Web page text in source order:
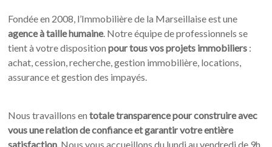
Fondée en 2008, l’Immobilière de la Marseillaise est une
agence à taille humaine. Notre équipe de professionnels se
tient à votre dispositionpour tous vos projets immobiliers :
achat, cession, recherche, gestion immobilière, locations,
assurance et gestion des impayés.
Nous travaillons entotale transparence pour construire avec
vous une relation de confiance et garantir votre entière
satisfaction. Nous vous accueillons du lundi au vendredi de 9h